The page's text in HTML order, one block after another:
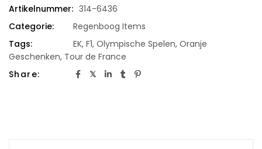
Artikelnummer: 314-6436
Categorie:
Regenboog Items
Tags:
EK, F1, Olympische Spelen, Oranje
Geschenken, Tour de France
Share: